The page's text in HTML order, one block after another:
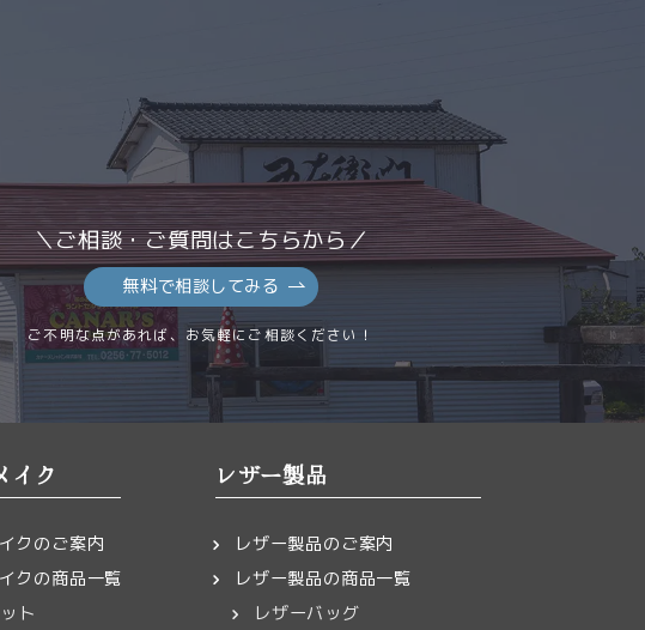
＼ご相談・ご質問はこちらから／
無料で相談してみる
ご不明な点があれば、お気軽にご相談ください！
イク
クのご案内
クの商品一覧
ト
レザー製品
レザー製品のご案内
レザー製品の商品一覧
レザーバッグ